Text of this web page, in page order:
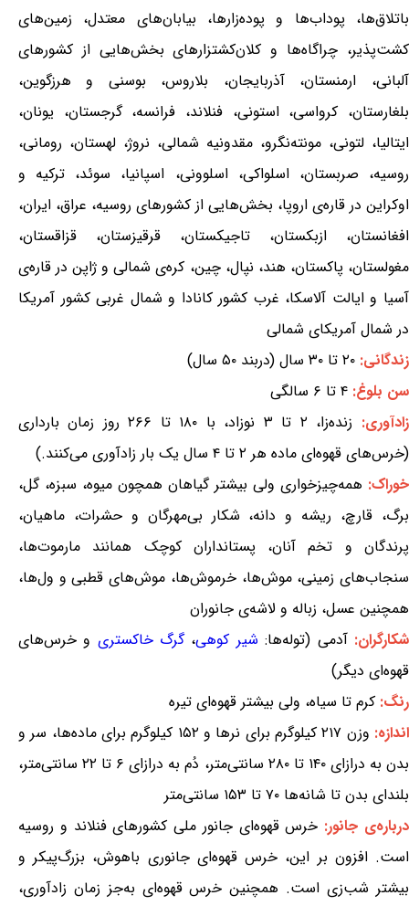
باتلاق‌ها، پوداب‌ها و پوده‌زارها، بیابان‌های معتدل، زمین‌های
کشت‌پذیر، چراگاه‌ها و کلان‌کشتزارهای بخش‌هایی از کشورهای
آلبانی، ارمنستان، آذربایجان، بلاروس، بوسنی و هرزگوین،
بلغارستان، کرواسی، استونی، فنلاند، فرانسه، گرجستان، یونان،
ایتالیا، لتونی، مونته‌نگرو، مقدونیه شمالی، نروژ، لهستان، رومانی،
روسیه، صربستان، اسلواکی، اسلوونی، اسپانیا، سوئد، ترکیه و
اوکراین در قاره‌ی اروپا، بخش‌هایی از کشورهای روسیه، عراق، ایران،
افغانستان، ازبکستان، تاجیکستان، قرقیزستان، قزاقستان،
مغولستان، پاکستان، هند، نپال، چین، کره‌ی شمالی و ژاپن در قاره‌ی
آسیا و ایالت آلاسکا، غرب کشور کانادا و شمال غربی کشور آمریکا
در شمال آمریکای شمالی
زندگانی: ۲۰ تا ۳۰ سال (دربند ۵۰ سال)
سن بلوغ: ۴ تا ۶ سالگی
زادآوری:
زنده‌زا، ۲ تا ۳ نوزاد، با ۱۸۰ تا ۲۶۶ روز زمان بارداری
(خرس‌های قهو‌ه‌ای ماده‌ هر ۲ تا ۴ سال یک بار زادآوری می‌کنند.)
خوراک: همه‌چیزخواری ولی بیشتر گیاهان همچون میوه، سبزه، گل،
برگ، قارچ، ریشه و دانه، شکار بی‌مهرگان و حشرات، ماهیان،
پرندگان و تخم آنان، پستانداران کوچک همانند مارموت‌ها،
سنجاب‌های زمینی، موش‌ها، خرموش‌ها، موش‌های قطبی و ول‌ها،
همچنین عسل، زباله و لاشه‌ی جانوران
شکارگران:آدمی (توله‌ها: شیر کوهی،گرگ خاکستری و خرس‌های
قهوه‌ای دیگر)
رنگ: کرم تا سیاه، ولی بیشتر قهوه‌ای تیره
اندازه:
وزن ۲۱۷ کیلوگرم برای نرها و ۱۵۲ کیلوگرم برای ماده‌ها، سر و
بدن به درازای ۱۴۰ تا ۲۸۰ سانتی‌متر، دُم به درازای ۶ تا ۲۲ سانتی‌متر،
بلندای بدن تا شانه‌ها ۷۰ تا ۱۵۳ سانتی‌متر
درباره‌ی جانور: خرس قهوه‌ای جانور ملی کشورهای فنلاند و روسیه
است. افزون بر این، خرس قهوه‌ای جانوری باهوش، بزرگ‌پیکر و
بیشتر شب‌زی است. همچنین خرس قهوه‌ای به‌جز زمان زادآوری،